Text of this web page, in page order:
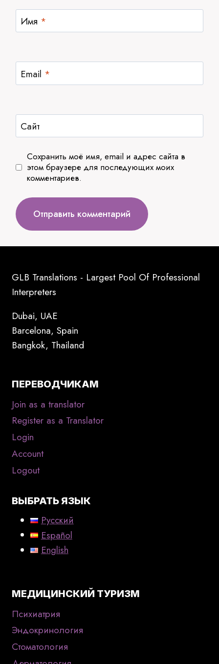
Имя *
Email *
Сайт
Сохранить моё имя, email и адрес сайта в
этом браузере для последующих моих
комментариев.
GLB Translations - Largest Pool Of Professional
Interpreters
Dubai, UAE
Barcelona, Spain
Bangkok, Thailand
ПЕРЕВОДЧИКАМ
Join as a translator
Register as a Translator
Login
Account
Logout
ВЫБРАТЬ ЯЗЫК
Русский
Español
English
МЕДИЦИНСКИЙ ТУРИЗМ
Психиатрия
Эндокринология
Стоматология